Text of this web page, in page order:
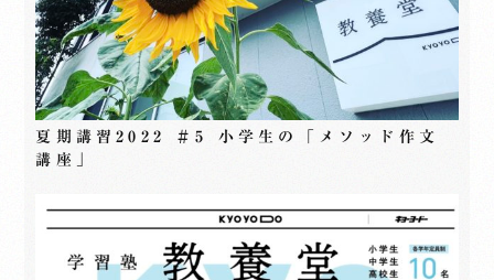
夏期講習2022 ＃5 小学生の「メソッド作文
講座」